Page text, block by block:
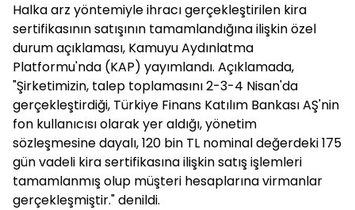
Halka arz yöntemiyle ihracı gerçekleştirilen kira
sertifikasının satışının tamamlandığına ilişkin özel
durum açıklaması, Kamuyu Aydınlatma
Platformu'nda (KAP) yayımlandı. Açıklamada,
"Şirketimizin, talep toplamasını 2-3-4 Nisan'da
gerçekleştirdiği, Türkiye Finans Katılım Bankası AŞ'nin
fon kullanıcısı olarak yer aldığı, yönetim
sözleşmesine dayalı, 120 bin TL nominal değerdeki 175
gün vadeli kira sertifikasına ilişkin satış işlemleri
tamamlanmış olup müşteri hesaplarına virmanlar
gerçekleşmiştir." denildi.